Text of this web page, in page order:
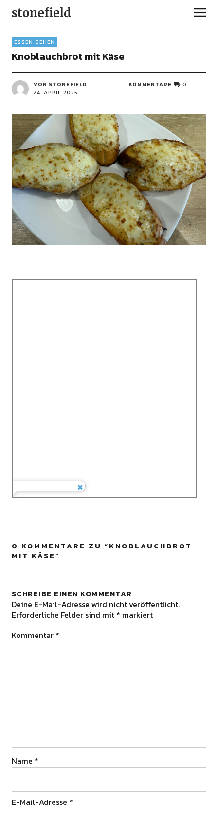
stonefield
ESSEN GEHEN
Knoblauchbrot mit Käse
VON STONEFIELD
24. APRIL 2025
KOMMENTARE 0
0 KOMMENTARE ZU “KNOBLAUCHBROT
MIT KÄSE”
SCHREIBE EINEN KOMMENTAR
Deine E-Mail-Adresse wird nicht veröffentlicht.
Erforderliche Felder sind mit * markiert
Kommentar *
Name *
E-Mail-Adresse *